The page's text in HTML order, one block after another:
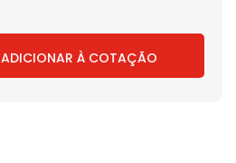
ADICIONAR À COTAÇÃO